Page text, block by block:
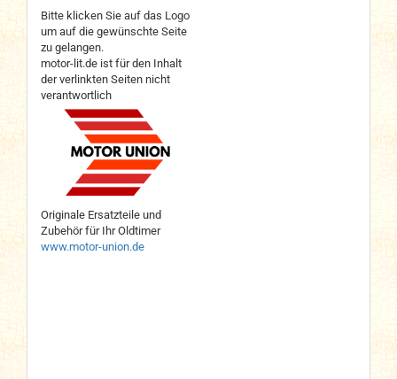
Bitte klicken Sie auf das Logo
um auf die gewünschte Seite
zu gelangen.
motor-lit.de ist für den Inhalt
der verlinkten Seiten nicht
verantwortlich
Originale Ersatzteile und
Zubehör für Ihr Oldtimer
www.motor-union.de